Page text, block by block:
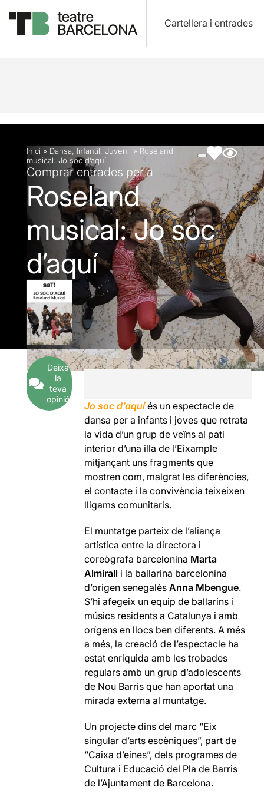
Cartellera i entrades
Descripció Fitxa artística Fotos i vídeos
Inici » Dansa, Infantil, Juvenil » Roseland
musical: Jo soc d’aquí
Comprar entrades per a
Roseland
musical: Jo soc
d’aquí
Deixa
la
teva
opinió
Jo soc d’aquíés un espectacle de
dansa per a infants i joves que retrata
la vida d’un grup de veïns al pati
interior d’una illa de l’Eixample
mitjançant uns fragments que
mostren com, malgrat les diferències,
el contacte i la convivència teixeixen
lligams comunitaris.
El muntatge parteix de l’aliança
artística entre la directora i
coreògrafa barcelonina Marta
Almirall i la ballarina barcelonina
d’origen senegalèsAnna Mbengue.
S’hi afegeix un equip de ballarins i
músics residents a Catalunya i amb
orígens en llocs ben diferents. A més
a més, la creació de l’espectacle ha
estat enriquida amb les trobades
regulars amb un grup d’adolescents
de Nou Barris que han aportat una
mirada externa al muntatge.
Un projecte dins del marc “Eix
singular d’arts escèniques”, part de
“Caixa d’eines”, dels programes de
Cultura i Educació del Pla de Barris
de l’Ajuntament de Barcelona.